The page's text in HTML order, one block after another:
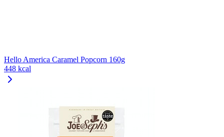
Hello America Caramel Popcorn 160g
448 kcal